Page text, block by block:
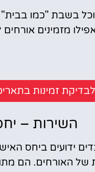
בשבת "כמו
מזמינים
לבדיקת זמינות
השירות –
ידועים ביחס
של האורחים. הם